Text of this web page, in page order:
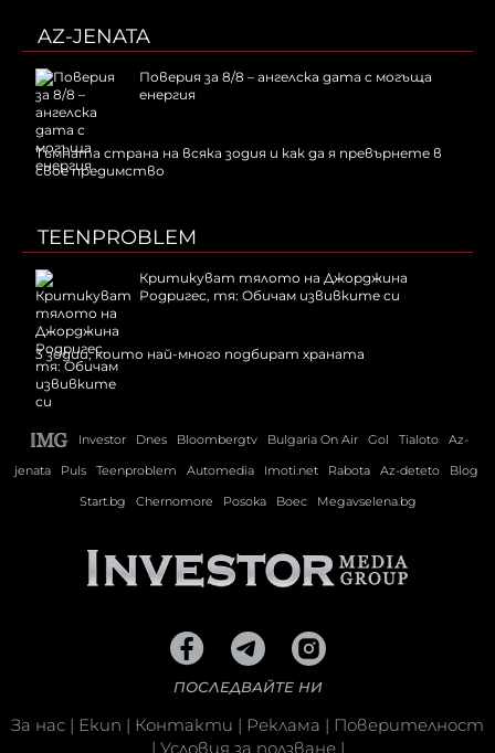
AZ-JENATA
Поверия за 8/8 – ангелска дата с могъща
енергия
Тъмната страна на всяка зодия и как да я превърнете в
свое предимство
TEENPROBLEM
Критикуват тялото на Джорджина
Родригес, тя: Обичам извивките си
3 зодии, които най-много подбират храната
Investor Dnes Bloombergtv Bulgaria On Air Gol Tialoto
Az-
jenata
Puls Teenproblem Automedia Imoti.net Rabota Az-deteto
Blog
Start.bg
Chernomore Posoka Boec Megavselena.bg
ПОСЛЕДВАЙТЕ НИ
За нас | Екип | Контакти | Реклама | Поверителност
| Условия за ползване|